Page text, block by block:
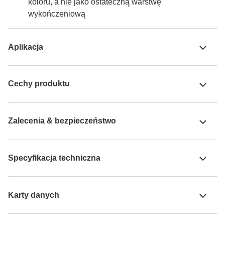
koloru, a nie jako ostateczną warstwę
wykończeniową
Aplikacja
Cechy produktu
Zalecenia & bezpieczeństwo
Specyfikacja techniczna
Karty danych